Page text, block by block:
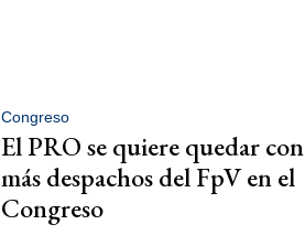
Congreso
El PRO se quiere quedar con
más despachos del FpV en el
Congreso